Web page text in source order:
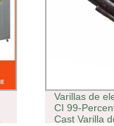
Varillas de
CI 99-
Cast Varilla